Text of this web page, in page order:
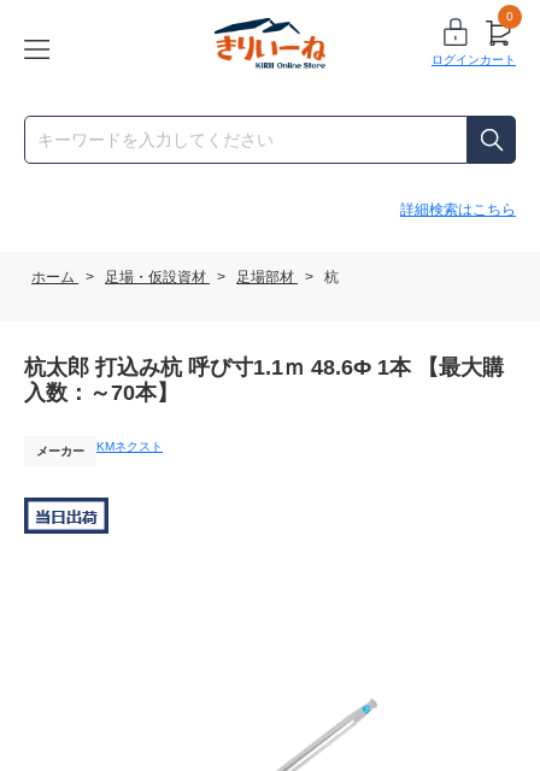
ログイン
0
カート
詳細検索はこちら
ホーム > 足場・仮設資材 > 足場部材 > 杭
杭太郎 打込み杭 呼び寸1.1ｍ 48.6Ф 1本 【最大購
入数：～70本】
メーカー KMネクスト